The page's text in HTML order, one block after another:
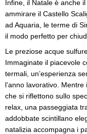
Infine, il Natale è anche
ammirare il Castello
ad Aquaria, le terme di
il modo perfetto per
Le preziose acque
Immaginate il piacevole
termali, un’esperienza
l’anno lavorativo.
che si riflettono sullo
relax, una passeggiata
addobbate scintillano
natalizia accompagna i